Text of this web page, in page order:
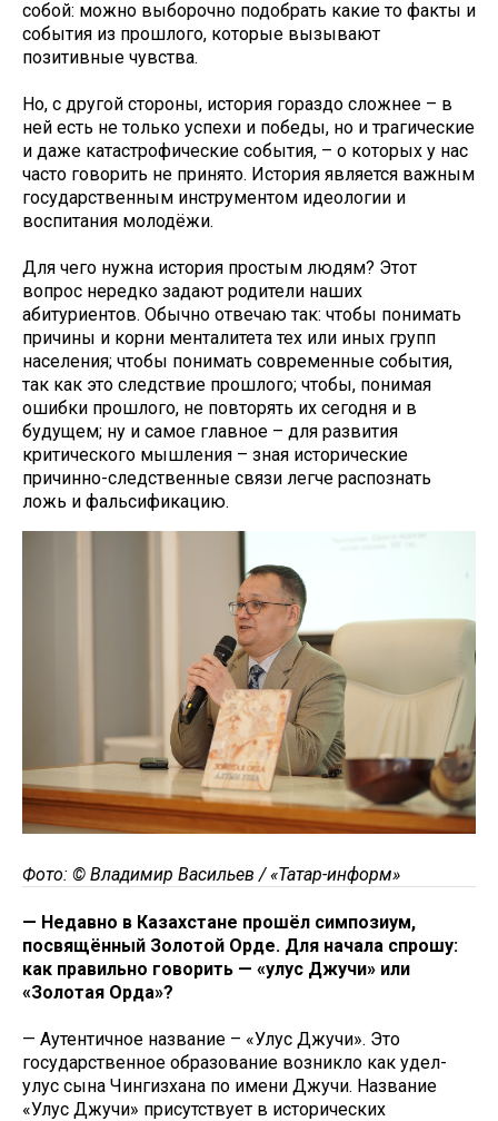
собой: можно выборочно подобрать какие то факты и
события из прошлого, которые вызывают
позитивные чувства.
Но, с другой стороны, история гораздо сложнее – в
ней есть не только успехи и победы, но и трагические
и даже катастрофические события, – о которых у нас
часто говорить не принято. История является важным
государственным инструментом идеологии и
воспитания молодёжи.
Для чего нужна история простым людям? Этот
вопрос нередко задают родители наших
абитуриентов. Обычно отвечаю так: чтобы понимать
причины и корни менталитета тех или иных групп
населения; чтобы понимать современные события,
так как это следствие прошлого; чтобы, понимая
ошибки прошлого, не повторять их сегодня и в
будущем; ну и самое главное – для развития
критического мышления – зная исторические
причинно-следственные связи легче распознать
ложь и фальсификацию.
Фото: © Владимир Васильев / «Татар-информ»
— Недавно в Казахстане прошёл симпозиум,
посвящённый Золотой Орде. Для начала спрошу:
как правильно говорить — «улус Джучи» или
«Золотая Орда»?
— Аутентичное название – «Улус Джучи». Это
государственное образование возникло как удел-
улус сына Чингизхана по имени Джучи. Название
«Улус Джучи» присутствует в исторических